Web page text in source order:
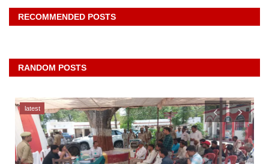
RECOMMENDED POSTS
RANDOM POSTS
latest